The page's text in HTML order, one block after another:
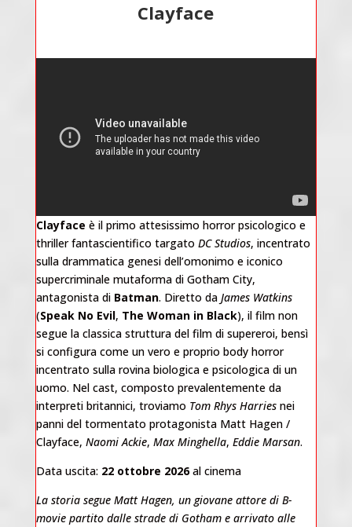
Clayface
Clayface è il primo attesissimo horror psicologico e
thriller fantascientifico targato DC Studios, incentrato
sulla drammatica genesi dell’omonimo e iconico
supercriminale mutaforma di Gotham City,
antagonista di Batman. Diretto da James Watkins
(Speak No Evil, The Woman in Black), il film non
segue la classica struttura del film di supereroi, bensì
si configura come un vero e proprio body horror
incentrato sulla rovina biologica e psicologica di un
uomo. Nel cast, composto prevalentemente da
interpreti britannici, troviamo Tom Rhys Harriesnei
panni del tormentato protagonista Matt Hagen /
Clayface, Naomi Ackie, Max Minghella, Eddie Marsan.
Data uscita: 22 ottobre 2026al cinema
La storia segue Matt Hagen, un giovane attore di B-
movie partito dalle strade di Gotham e arrivato alle